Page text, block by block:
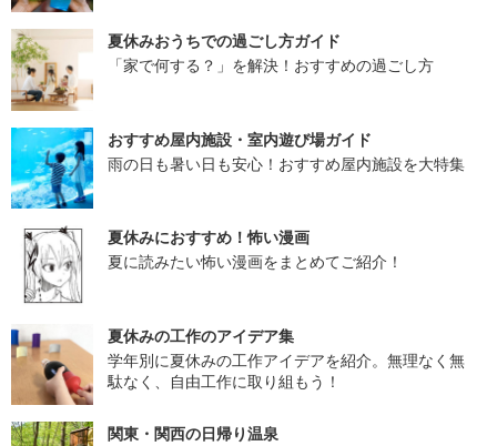
夏休みおうちでの過ごし方ガイド
「家で何する？」を解決！おすすめの過ごし方
おすすめ屋内施設・室内遊び場ガイド
雨の日も暑い日も安心！おすすめ屋内施設を大特集
夏休みにおすすめ！怖い漫画
夏に読みたい怖い漫画をまとめてご紹介！
夏休みの工作のアイデア集
学年別に夏休みの工作アイデアを紹介。無理なく無
駄なく、自由工作に取り組もう！
関東・関西の日帰り温泉